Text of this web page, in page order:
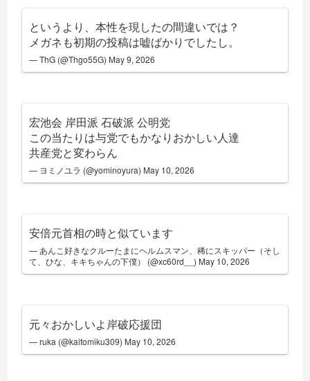
というより、本性を現したの間違いでは？
メガネも初期の投稿は嘘ばかりでしたし。
— ThG (@Thgo55G) May 9, 2026
宏池会 岸田派 石破派 公明党
この当たりは与党でもかなりおかしい人達
共産党と変わらん
— ヨミノユラ (@yominoyura) May 10, 2026
安倍元首相の時と似ています
— あんこ好きなクルーたまにヘルムスマン、稀にスキッパー（そし
て、ひな、キキちゃんの下僕） (@xc60rd__) May 10, 2026
元々おかしいよ岸破応援団
— ruka (@kaitomiku309) May 10, 2026